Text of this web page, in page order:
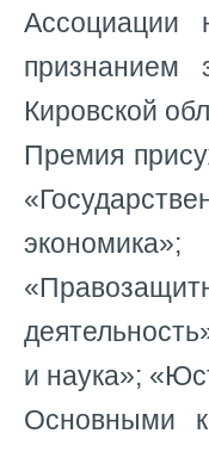
Ассоциации
признанием
Кировской
Премия
и наука»;
Основными